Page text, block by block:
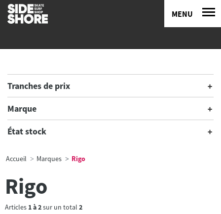
MENU
Tranches de prix
Marque
État stock
Accueil Marques Rigo
Rigo
Articles 1à2sur un total 2